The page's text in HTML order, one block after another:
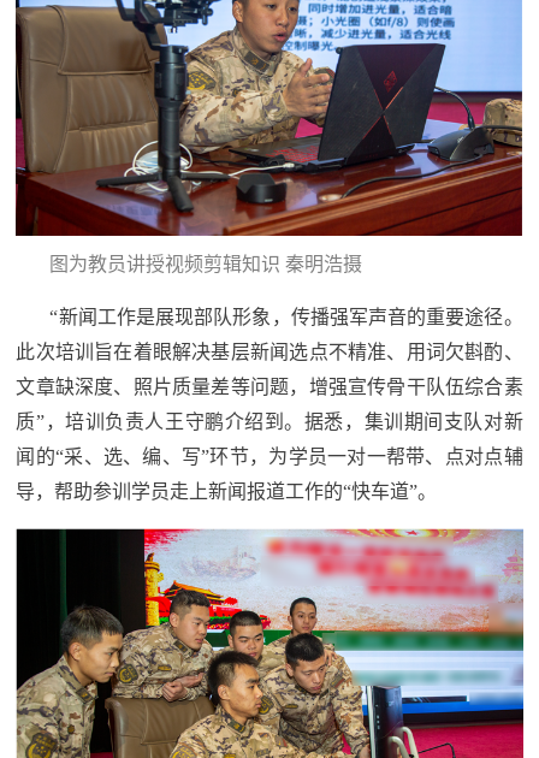
务
防
文
化
国
防
红
色
文
旅
文
旅
关
于
我
们
图为教员讲授视频剪辑知识 秦明浩摄
“新闻工作是展现部队形象，传播强军声音的重要途径。
此次培训旨在着眼解决基层新闻选点不精准、用词欠斟酌、
文章缺深度、照片质量差等问题，增强宣传骨干队伍综合素
质”，培训负责人王守鹏介绍到。据悉，集训期间支队对新
闻的“采、选、编、写”环节，为学员一对一帮带、点对点辅
导，帮助参训学员走上新闻报道工作的“快车道”。